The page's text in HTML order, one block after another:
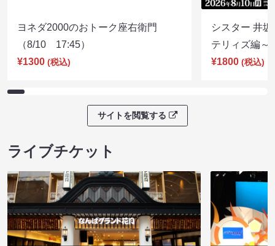
ヨネダ2000のおトーク座右衛門
（8/10 17:45）
¥1300 (税込)
シスター 井
テリィズ編
¥1800 (税込)
サイトを閲覧する
ライブチケット